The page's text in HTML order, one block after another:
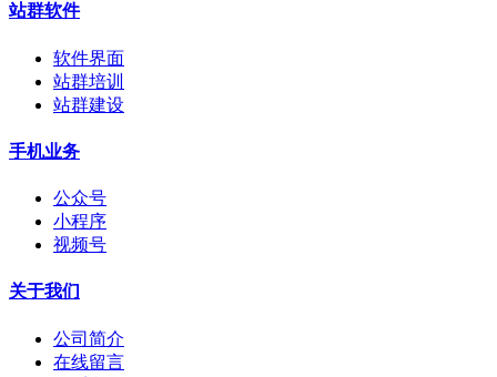
站群软件
软件界面
站群培训
站群建设
手机业务
公众号
小程序
视频号
关于我们
公司简介
在线留言